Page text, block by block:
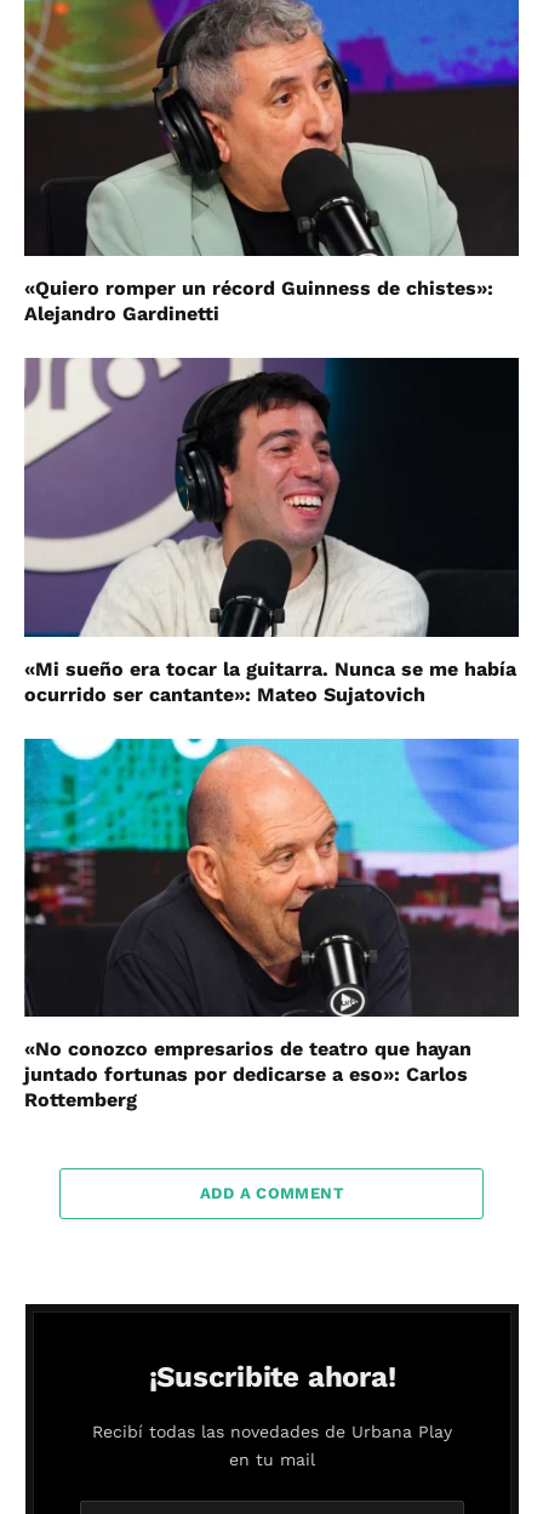
«Quiero romper un récord Guinness de chistes»:
Alejandro Gardinetti
«Mi sueño era tocar la guitarra. Nunca se me había
ocurrido ser cantante»: Mateo Sujatovich
«No conozco empresarios de teatro que hayan
juntado fortunas por dedicarse a eso»: Carlos
Rottemberg
ADD A COMMENT
¡Suscribite ahora!
Recibí todas las novedades de Urbana Play
en tu mail